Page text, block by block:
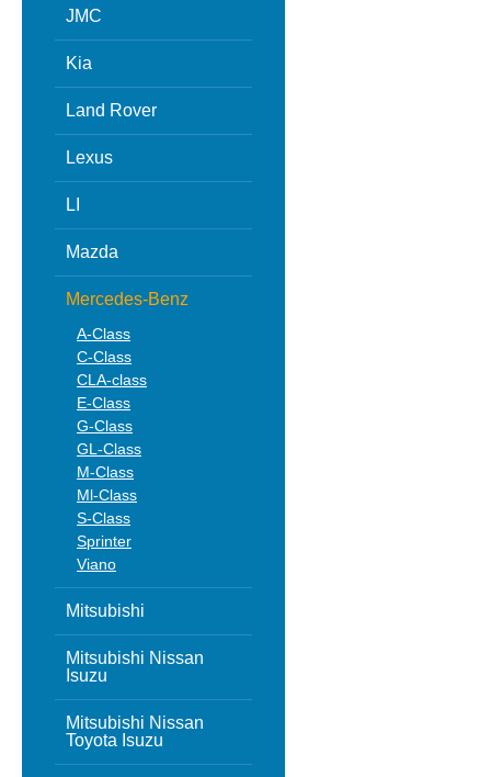
JMC
Kia
Land Rover
Lexus
LI
Mazda
Mercedes-Benz
A-Class
C-Class
CLA-class
E-Class
G-Class
GL-Class
M-Class
Ml-Class
S-Class
Sprinter
Viano
Mitsubishi
Mitsubishi Nissan
Isuzu
Mitsubishi Nissan
Toyota Isuzu